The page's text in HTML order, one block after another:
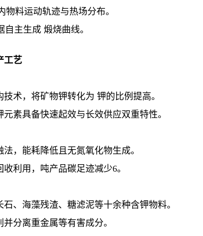
物料运动轨迹与热场分布。
主生成 煅烧曲线。
工艺
技术，将矿物钾转化为 钾的比例提高。
素具备快速起效与长效供应双重特性。
，能耗降低且无氮氧化物生成。
利用，吨产品碳足迹减少6。
石、海藻残渣、糖滤泥等十余种含钾物料。
分离重金属等有害成分。